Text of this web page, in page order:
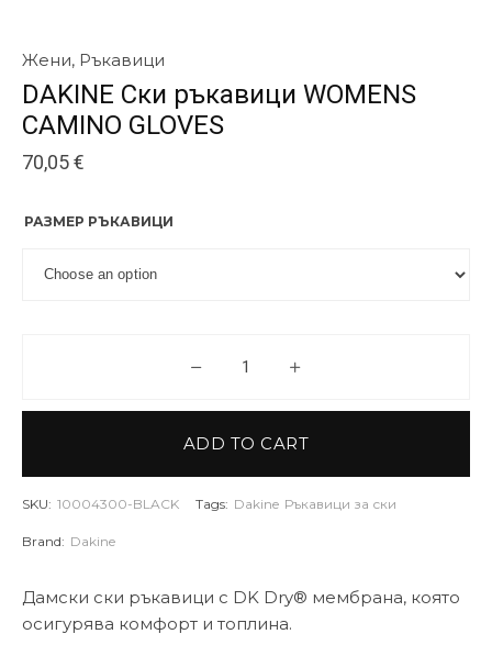
Жени, Ръкавици
DAKINE Ски ръкавици WOMENS
CAMINO GLOVES
70,05€
Дамски ски ръкавици с DK Dry® мембрана, която
осигурява комфорт и топлина.
РАЗМЕР РЪКАВИЦИ
DAKINE Ски ръкавици
ADD TO CART
SKU: 10004300-BLACK Tags: Dakine Ръкавици за ски
Brand: Dakine